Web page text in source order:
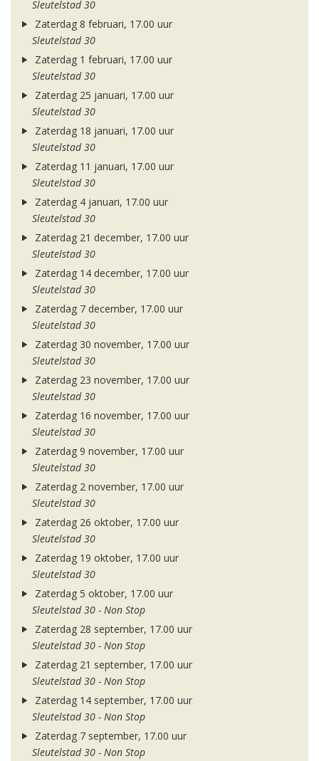
Sleutelstad 30
Zaterdag 8 februari, 17.00 uur
Sleutelstad 30
Zaterdag 1 februari, 17.00 uur
Sleutelstad 30
Zaterdag 25 januari, 17.00 uur
Sleutelstad 30
Zaterdag 18 januari, 17.00 uur
Sleutelstad 30
Zaterdag 11 januari, 17.00 uur
Sleutelstad 30
Zaterdag 4 januari, 17.00 uur
Sleutelstad 30
Zaterdag 21 december, 17.00 uur
Sleutelstad 30
Zaterdag 14 december, 17.00 uur
Sleutelstad 30
Zaterdag 7 december, 17.00 uur
Sleutelstad 30
Zaterdag 30 november, 17.00 uur
Sleutelstad 30
Zaterdag 23 november, 17.00 uur
Sleutelstad 30
Zaterdag 16 november, 17.00 uur
Sleutelstad 30
Zaterdag 9 november, 17.00 uur
Sleutelstad 30
Zaterdag 2 november, 17.00 uur
Sleutelstad 30
Zaterdag 26 oktober, 17.00 uur
Sleutelstad 30
Zaterdag 19 oktober, 17.00 uur
Sleutelstad 30
Zaterdag 5 oktober, 17.00 uur
Sleutelstad 30 - Non Stop
Zaterdag 28 september, 17.00 uur
Sleutelstad 30 - Non Stop
Zaterdag 21 september, 17.00 uur
Sleutelstad 30 - Non Stop
Zaterdag 14 september, 17.00 uur
Sleutelstad 30 - Non Stop
Zaterdag 7 september, 17.00 uur
Sleutelstad 30 - Non Stop